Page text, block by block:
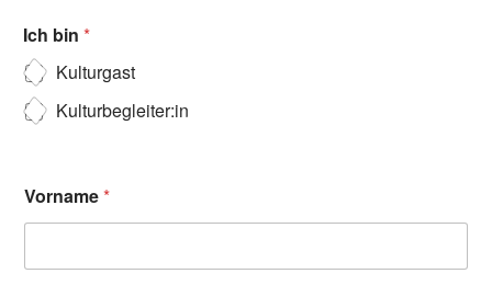
Ich bin *
Kulturgast
Kulturbegleiter:in
Vorname*